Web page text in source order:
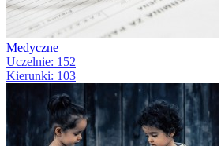
Medyczne
Uczelnie: 152
Kierunki: 103